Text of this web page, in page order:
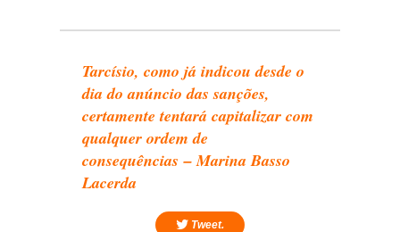
Tarcísio, como já indicou desde o
dia do anúncio das sanções,
certamente tentará capitalizar com
qualquer ordem de
consequências – Marina Basso
Lacerda
Tweet.